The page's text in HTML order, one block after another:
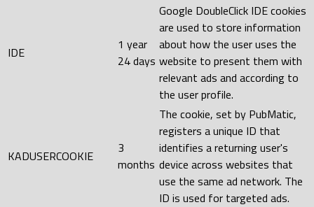
IDE
1 year
24 days
Google DoubleClick IDE cookies
are used to store information
about how the user uses the
website to present them with
relevant ads and according to
the user profile.
KADUSERCOOKIE
3
months
The cookie, set by PubMatic,
registers a unique ID that
identifies a returning user's
device across websites that
use the same ad network. The
ID is used for targeted ads.